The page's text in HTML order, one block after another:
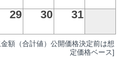
29 30 31
額（合計値）公開価格決定前は想
定価格ベース]